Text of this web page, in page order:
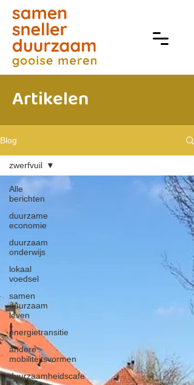
Artikelen
Blog
Alle
berichten
duurzame
economie
duurzaam
onderwijs
lokaal
voedsel
samen
duurzaam
leven
energietransitie
andere
mobiliteitsvormen
duurzaamheidscafe
zwerfvuil